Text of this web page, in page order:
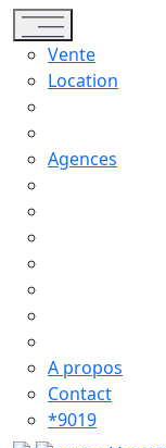
Toggle navigation
Vente
Location
Agences
A propos
Contact
*9019